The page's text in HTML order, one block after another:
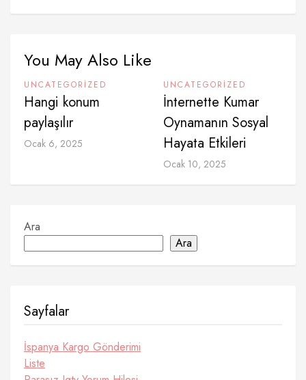
You May Also Like
UNCATEGORIZED
Hangi konum
paylaşılır
Ocak 6, 2025
UNCATEGORIZED
İnternette Kumar
Oynamanın Sosyal
Hayata Etkileri
Ocak 10, 2025
Ara
Ara
Sayfalar
İspanya Kargo Gönderimi
Liste